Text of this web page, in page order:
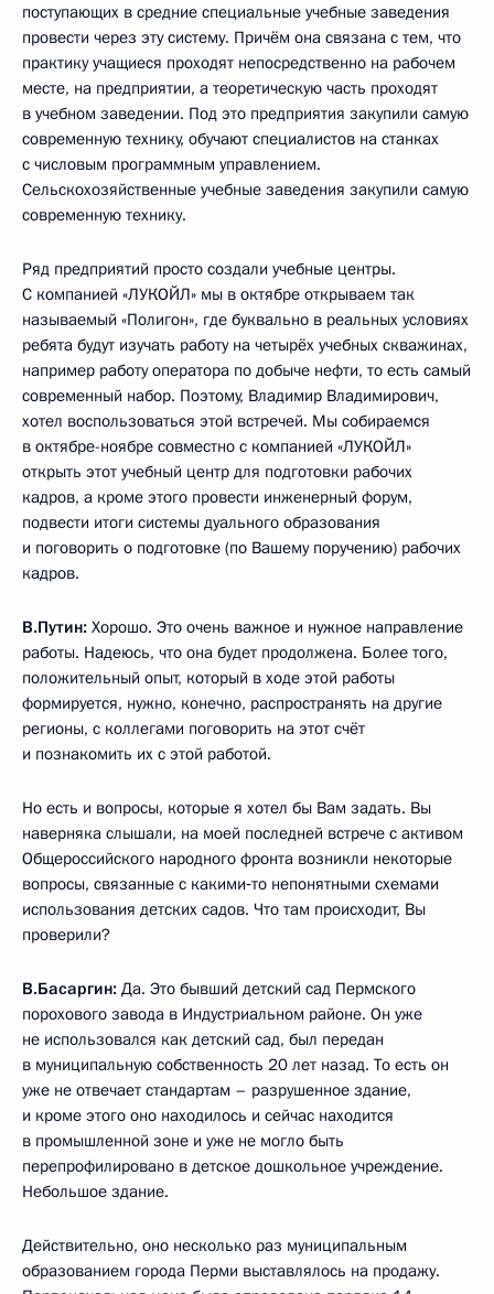
поступающих в средние специальные учебные заведения
провести через эту систему. Причём она связана с тем, что
практику учащиеся проходят непосредственно на рабочем
месте, на предприятии, а теоретическую часть проходят
в учебном заведении. Под это предприятия закупили самую
современную технику, обучают специалистов на станках
с числовым программным управлением.
Сельскохозяйственные учебные заведения закупили самую
современную технику.
Ряд предприятий просто создали учебные центры.
С компанией «ЛУКОЙЛ» мы в октябре открываем так
называемый «Полигон», где буквально в реальных условиях
ребята будут изучать работу на четырёх учебных скважинах,
например работу оператора по добыче нефти, то есть самый
современный набор. Поэтому, Владимир Владимирович,
хотел воспользоваться этой встречей. Мы собираемся
в октябре-ноябре совместно с компанией «ЛУКОЙЛ»
открыть этот учебный центр для подготовки рабочих
кадров, а кроме этого провести инженерный форум,
подвести итоги системы дуального образования
и поговорить о подготовке (по Вашему поручению) рабочих
кадров.
В.Путин: Хорошо. Это очень важное и нужное направление
работы. Надеюсь, что она будет продолжена. Более того,
положительный опыт, который в ходе этой работы
формируется, нужно, конечно, распространять на другие
регионы, с коллегами поговорить на этот счёт
и познакомить их с этой работой.
Но есть и вопросы, которые я хотел бы Вам задать. Вы
наверняка слышали, на моей последней встрече с активом
Общероссийского народного фронта возникли некоторые
вопросы, связанные с какими‑то непонятными схемами
использования детских садов. Что там происходит, Вы
проверили?
В.Басаргин: Да. Это бывший детский сад Пермского
порохового завода в Индустриальном районе. Он уже
не использовался как детский сад, был передан
в муниципальную собственность 20 лет назад. То есть он
уже не отвечает стандартам – разрушенное здание,
и кроме этого оно находилось и сейчас находится
в промышленной зоне и уже не могло быть
перепрофилировано в детское дошкольное учреждение.
Небольшое здание.
Действительно, оно несколько раз муниципальным
образованием города Перми выставлялось на продажу.